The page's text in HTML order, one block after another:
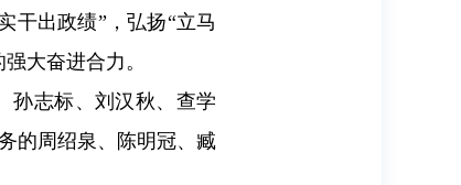
干出政绩”，弘扬“立马
大奋进合力。
孙志标、刘汉秋、查学
的周绍泉、陈明冠、臧